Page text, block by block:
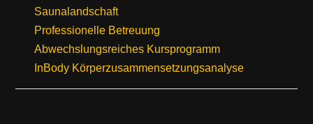
Saunalandschaft
Professionelle Betreuung
Abwechslungsreiches Kursprogramm
InBody Körperzusammensetzungsanalyse